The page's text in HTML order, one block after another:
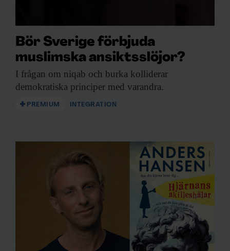
Bör Sverige förbjuda
muslimska ansiktsslöjor?
I frågan om niqab och burka kolliderar
demokratiska principer med varandra.
PREMIUM INTEGRATION